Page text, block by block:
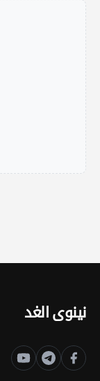
نينوى الغد